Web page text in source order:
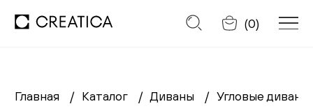
Отменить
(0)
Заказать обратный звонок
Главная Каталог Диваны Угловые диваны